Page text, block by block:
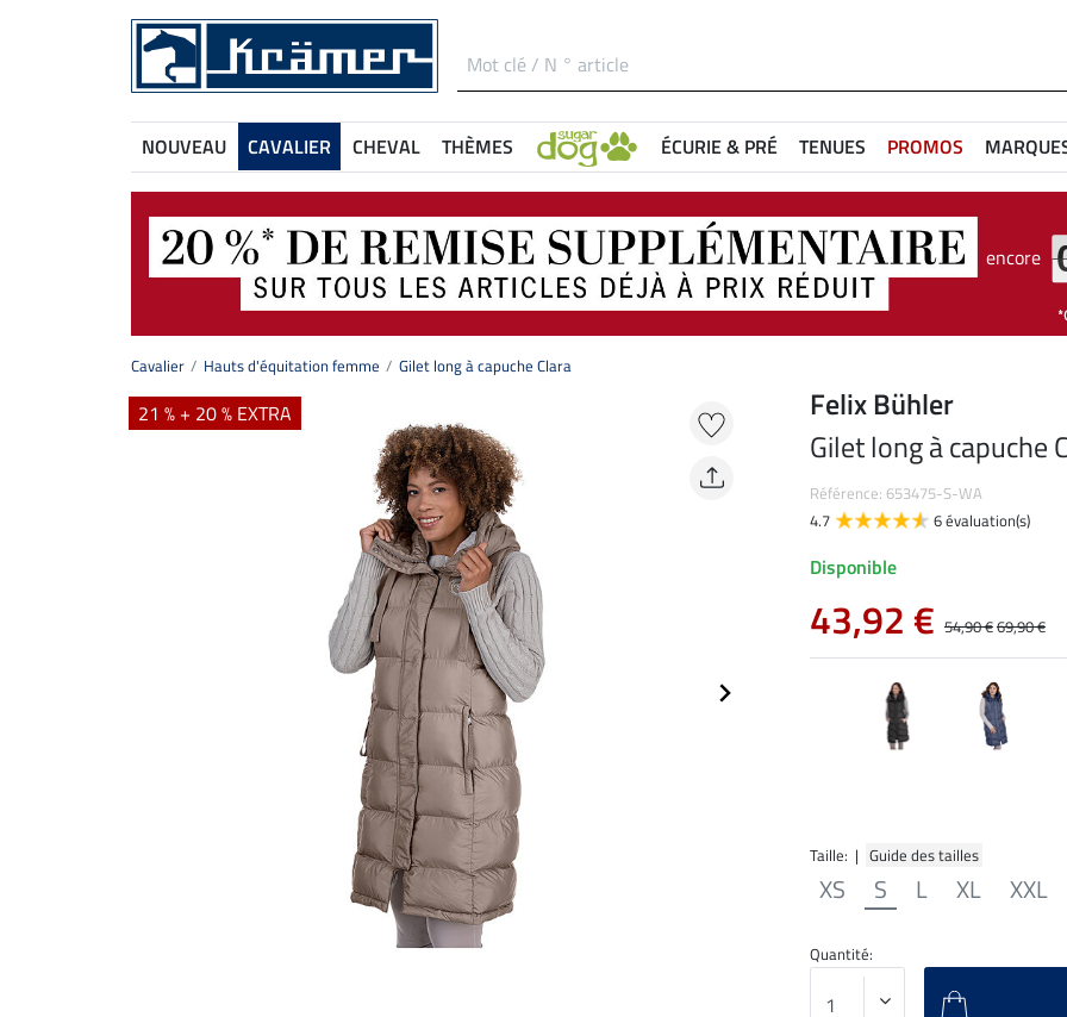
NOUVEAU CAVALIER CHEVAL THÈMES ÉCURIE & PRÉ TENUES PROMOS
encore
Cavalier Hauts d'équitation femme Gilet long à capuche Clara
21 % + 20 % EXTRA
Taille: | Guide des tailles
XS S L XL XXL
Felix Bühler
Gilet long à capuche
Référence: 653475-S-WA
4.7
6 évaluation(s)
Disponible
43,92 € 54,90 €69,90 €
Quantité: